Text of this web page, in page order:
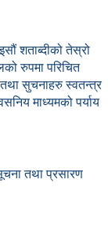
शताब्दीको तेस्रो
रुपमा परिचित
तथा सुचनाहरु स्वतन्त्र
माध्यमको पर्याय
तथा प्रसारण